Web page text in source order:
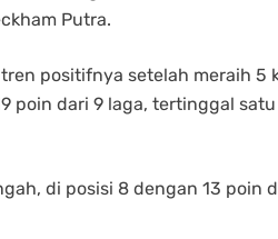
Putra.
positifnya setelah meraih 5
poin dari 9 laga, tertinggal
di posisi 8 dengan 13 poin